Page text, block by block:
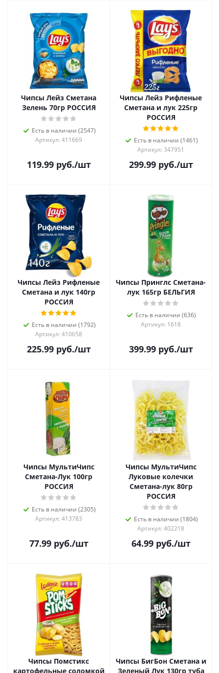
Чипсы Лейз Сметана
Зелень 70гр РОССИЯ
Есть в наличии (2547)
Артикул: 411669
119.99руб./шт
Чипсы Лейз Рифленые
Сметана и лук 225гр
РОССИЯ
Есть в наличии (1461)
Артикул: 347951
299.99руб./шт
Чипсы Лейз Рифленые
Сметана и лук 140гр
РОССИЯ
Есть в наличии (1792)
Артикул: 410658
225.99руб./шт
Чипсы Принглс Сметана-
лук 165гр БЕЛЬГИЯ
Есть в наличии (636)
Артикул: 1618
399.99руб./шт
Чипсы МультиЧипс
Сметана-Лук 100гр
РОССИЯ
Есть в наличии (2305)
Артикул: 413783
77.99руб./шт
Чипсы МультиЧипс
Луковые колечки
Сметана-лук 80гр
РОССИЯ
Есть в наличии (1804)
Артикул: 402218
64.99руб./шт
Чипсы Помстикс
картофельные соломкой
Чипсы БигБон Сметана и
Зеленый Лук 130гр туба